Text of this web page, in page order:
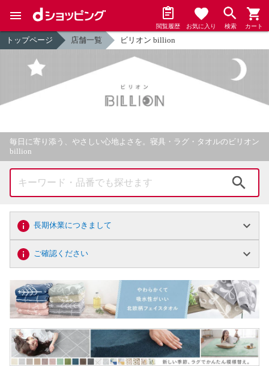
閲覧履歴 お気に入り 検索 カート
トップページ 店舗一覧 ビリオン billion
毎日に寄り添う、やさしい心地よさを。寝具・ラグ・タオルのビリオン
billion
長期休業につきまして
ご確認ください